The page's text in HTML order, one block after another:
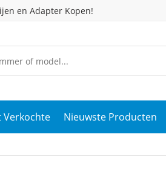
en Adapter Kopen!
Verkochte Nieuwste Producten